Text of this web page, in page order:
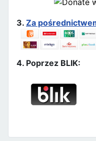
3. Za
4. Poprzez BLIK: